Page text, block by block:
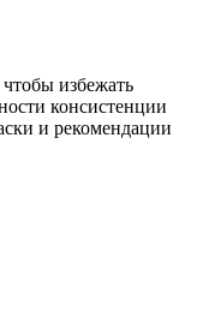
избежать
консистенции
и рекомендации